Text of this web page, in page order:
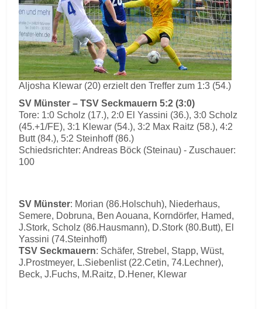
Aljosha Klewar (20) erzielt den Treffer zum 1:3 (54.)
SV Münster – TSV Seckmauern 5:2 (3:0)
Tore: 1:0 Scholz (17.), 2:0 El Yassini (36.), 3:0 Scholz
(45.+1/FE), 3:1 Klewar (54.), 3:2 Max Raitz (58.), 4:2
Butt (84.), 5:2 Steinhoff (86.)
Schiedsrichter: Andreas Böck (Steinau) - Zuschauer:
100
SV Münster: Morian (86.Holschuh), Niederhaus,
Semere, Dobruna, Ben Aouana, Korndörfer, Hamed,
J.Stork, Scholz (86.Hausmann), D.Stork (80.Butt), El
Yassini (74.Steinhoff)
TSV Seckmauern: Schäfer, Strebel, Stapp, Wüst,
J.Prostmeyer, L.Siebenlist (22.Cetin, 74.Lechner),
Beck, J.Fuchs, M.Raitz, D.Hener, Klewar